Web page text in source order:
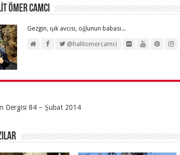
ÖMER CAMCI
Gezgin, ışık avcısı, oğlunun babası...
@halitomercamci
Dergisi 84 – Şubat 2014